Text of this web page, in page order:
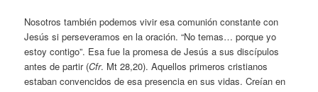
Nosotros también podemos vivir esa comunión constante con
Jesús si perseveramos en la oración. “No temas… porque yo
estoy contigo”. Esa fue la promesa de Jesús a sus discípulos
antes de partir (Cfr. Mt 28,20). Aquellos primeros cristianos
estaban convencidos de esa presencia en sus vidas. Creían en